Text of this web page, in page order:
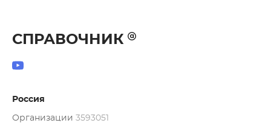
СПРАВОЧНИК
Россия
Организации 3593051